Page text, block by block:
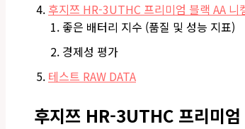
후지쯔 HR-3UTHC 프리미엄 블랙 AA 니
좋은 배터리 지수 (품질 및 성능 지표)
경제성 평가
테스트 RAW DATA
후지쯔 HR-3UTHC 프리미